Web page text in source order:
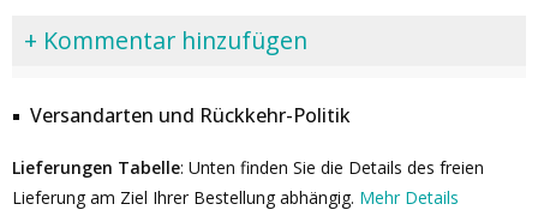
+ Kommentar hinzufügen
Versandarten und Rückkehr-Politik
Lieferungen Tabelle: Unten finden Sie die Details des freien
Lieferung am Ziel Ihrer Bestellung abhängig. Mehr Details